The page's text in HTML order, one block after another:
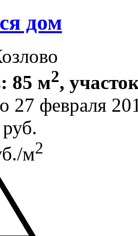
дом
85 м2,
27 февраля
руб.
м2